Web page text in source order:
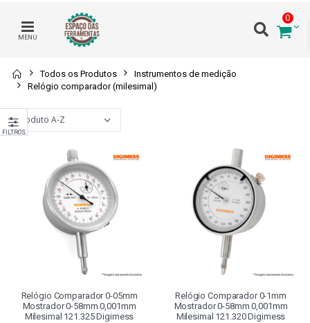
MENU
0
Todos os Produtos
Instrumentos de medição
Relógio comparador (milesimal)
Relógio Comparador 0-05mm
Mostrador 0-58mm 0,001mm
Milesimal 121.325 Digimess
Relógio Comparador 0-1mm
Mostrador 0-58mm 0,001mm
Milesimal 121.320 Digimess
FILTROS